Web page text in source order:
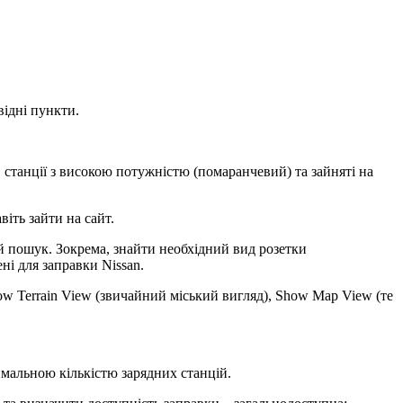
пункти.
з високою потужністю (помаранчевий) та зайняті на
зайти на сайт.
Зокрема, знайти необхідний вид розетки
для заправки Nissan.
Terrain View (звичайний міський вигляд), Show Map View (те
кількістю зарядних станцій.